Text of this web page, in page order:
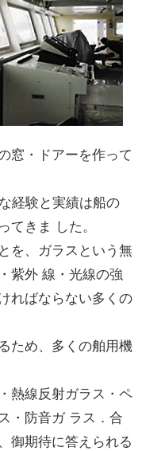
窓・ドアーを作って
経験と実績は船の
てきま した。
を、ガラスという無
紫外 線・光線の強
ればならない多くの
ため、多くの舶用機
熱線反射ガラス・ペ
・防音ガ ラス．合
御期待に答えられる